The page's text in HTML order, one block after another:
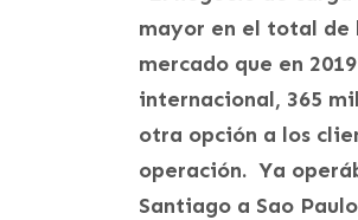
mayor en el total de
mercado que en
internacional, 365
otra opción a los
operación. Ya
Santiago a Sao